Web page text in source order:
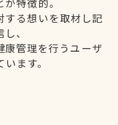
特徴的。
する想いを取材し記
、
康管理を行うユーザ
ます。